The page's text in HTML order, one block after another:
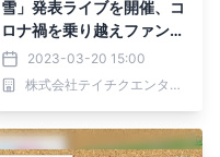
雪」発表ライブを開催、コ
ロナ禍を乗り越えファンに
感謝！2023-03-20 15:00
株式会社テイチクエンタテインメント